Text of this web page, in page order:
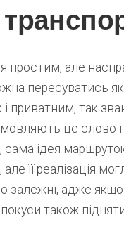
простим, але
пересуватись
приватним, так
це слово
ідея
її реалізація
залежні, адже
також